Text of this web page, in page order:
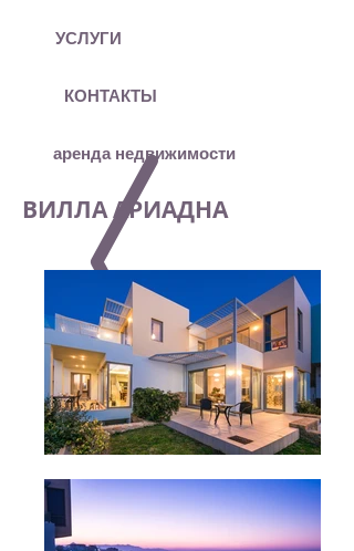
УСЛУГИ
КОНТАКТЫ
аренда недвижимости
ВИЛЛА АРИАДНА